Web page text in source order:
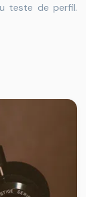
teste de perfil.